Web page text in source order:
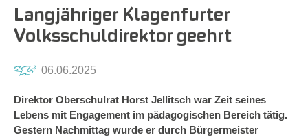
Langjähriger Klagenfurter
Volksschuldirektor geehrt
06.06.2025
Direktor Oberschulrat Horst Jellitsch war Zeit seines
Lebens mit Engagement im pädagogischen Bereich tätig.
Gestern Nachmittag wurde er durch Bürgermeister